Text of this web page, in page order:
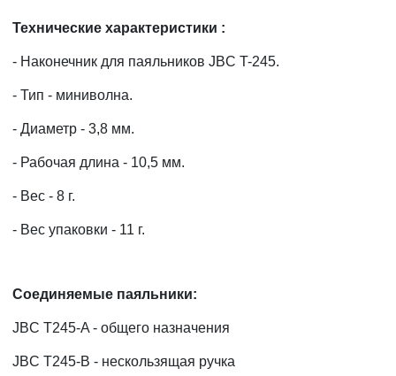
Технические характеристики :
- Наконечник для паяльников JBC T-245.
- Тип - миниволна.
- Диаметр - 3,8 мм.
- Рабочая длина - 10,5 мм.
- Вес - 8 г.
- Вес упаковки - 11 г.
Соединяемые паяльники:
JBC T245-A - общего назначения
JBC T245-B - нескользящая ручка